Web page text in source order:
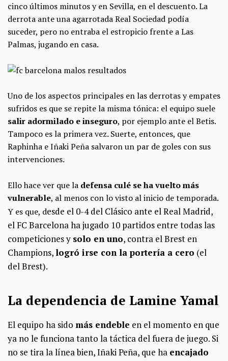
cinco últimos minutos y en Sevilla, en el descuento. La
derrota ante una agarrotada Real Sociedad podía
suceder, pero no entraba el estropicio frente a Las
Palmas, jugando en casa.
Uno de los aspectos principales en las derrotas y empates
sufridos es que se repite la misma tónica: el equipo suele
salir adormilado e inseguro, por ejemplo ante el Betis.
Tampoco es la primera vez. Suerte, entonces, que
Raphinha e Iñaki Peña salvaron un par de goles con sus
intervenciones.
Ello hace ver que la defensa culé se ha vuelto más
vulnerable, al menos con lo visto al inicio de temporada.
Y es que, desde el 0-4 del Clásico ante el Real Madrid,
el FC Barcelona ha jugado 10 partidos entre todas las
competiciones y solo en uno, contra el Brest en
Champions,logró irse con la portería a cero (el
del Brest).
La dependencia de Lamine Yamal
El equipo ha sido más endeble en el momento en que
ya no le funciona tanto la táctica del fuera de juego. Si
no se tira la línea bien, Iñaki Peña, que ha encajado